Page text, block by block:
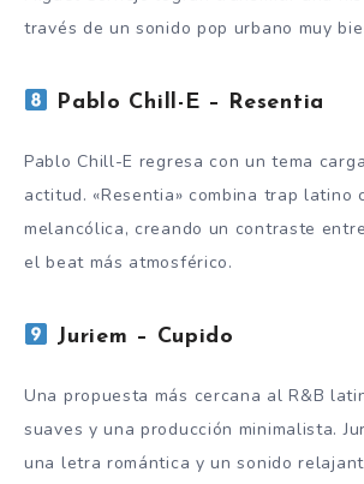
través de un sonido pop urbano muy
Pablo Chill-E – Resentia
Pablo Chill-E regresa con un tema
actitud. «Resentia» combina trap latino
melancólica, creando un contraste
el beat más atmosférico.
Juriem – Cupido
Una propuesta más cercana al R&B
suaves y una producción minimalista.
una letra romántica y un sonido